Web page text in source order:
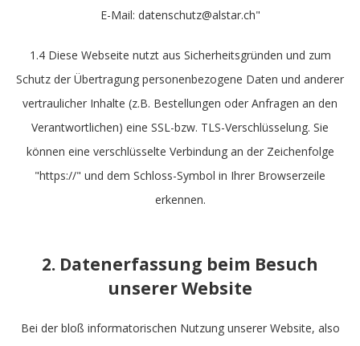
E-Mail: datenschutz@alstar.ch"
1.4 Diese Webseite nutzt aus Sicherheitsgründen und zum
Schutz der Übertragung personenbezogene Daten und anderer
vertraulicher Inhalte (z.B. Bestellungen oder Anfragen an den
Verantwortlichen) eine SSL-bzw. TLS-Verschlüsselung. Sie
können eine verschlüsselte Verbindung an der Zeichenfolge
"https://" und dem Schloss-Symbol in Ihrer Browserzeile
erkennen.
2. Datenerfassung beim Besuch
unserer Website
Bei der bloß informatorischen Nutzung unserer Website, also